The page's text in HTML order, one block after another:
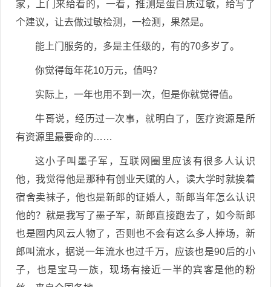
家，上门来给看的，一看，推测是蛋白质过敏，给写了
个建议，让去做过敏检测，一检测，果然是。
能上门服务的，多是主任级的，有的70多岁了。
你觉得每年花10万元，值吗？
实际上，一年也用不到一次，但是你就觉得值。
牛哥说，经历过一次事，就明白了，医疗资源是所
有资源里最要命的……
这小子叫墨子军，互联网圈里应该有很多人认识
他，我觉得他是那种有创业天赋的人，读大学时就挨着
宿舍卖袜子，他也是新郎的证婚人，新郎当年怎么认识
他的？就是我写了墨子军，新郎直接跑去了，如今新郎
也是圈内风云人物了，否则也不会有这么多人捧场，新
郎叫流水，据说一年流水也过千万，应该也是90后的小
子，也是宝马一族，现场有接近一半的宾客是他的粉